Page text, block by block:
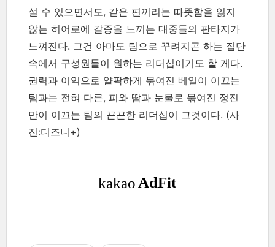
설 수 있으면서도, 같은 편끼리는 따뜻함을 잃지
않는 히어로에 갈증을 느끼는 대중들의 판타지가
느껴진다. 그건 아마도 팀으로 꾸려지곤 하는 집단
속에서 구성원들이 원하는 리더십이기도 할 게다.
권력과 이익으로 얄팍하게 묶여진 베일이 이끄는
팀과는 전혀 다른, 피와 땀과 눈물로 묶여진 정진
만이 이끄는 팀의 끈끈한 리더십이 그것이다. (사
진:디즈니+)